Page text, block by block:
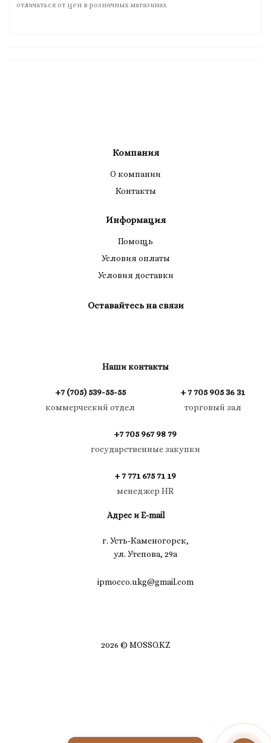
отличаться от цен в розничных магазинах
Компания
О компании
Контакты
Информация
Помощь
Условия оплаты
Условия доставки
Оставайтесь на связи
Наши контакты
+7 (705) 539-55-55
коммерческий отдел
+ 7 705 905 36 31
торговый зал
+7 705 967 98 79
государственные закупки
+ 7 771 675 71 19
менеджер HR
Адрес и E-mail
г. Усть-Каменогорск,
ул. Утепова, 29а
ipmocco.ukg@gmail.com
2026 © MOSSO.KZ